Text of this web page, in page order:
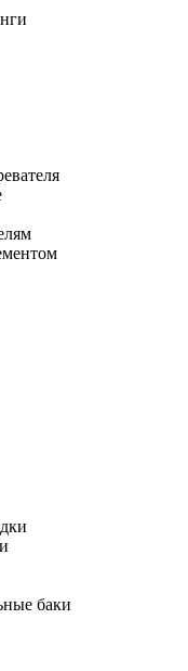
баки